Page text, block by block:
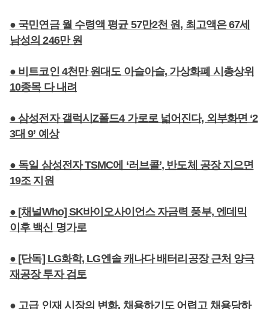
● 국민연금 월 수령액 평균 57만2천 원, 최고액은 67세
남성의 246만 원
● 비트코인 4천만 원대도 아슬아슬, 가상화폐 시총상위
10종목 다 내려
● 삼성전자 갤럭시Z폴드4 가로로 넓어진다, 외부화면 ‘2
3대 9’ 예상
● 독일 삼성전자 TSMC에 ‘러브콜’, 반도체 공장 지으면
19조 지원
● [채널Who] SK바이오사이언스 자금력 풍부, 엔데믹
이후 백신 명가로
● [단독] LG화학, LG엔솔 캐나다 배터리공장 근처 양극
재공장 투자 검토
● 고급 인재 시장의 변화, 채용하기도 어렵고 채용당하